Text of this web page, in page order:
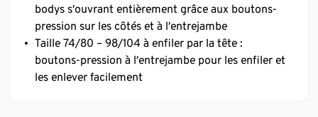
bodys s’ouvrant entièrement grâce aux boutons-
pression sur les côtés et à l’entrejambe
Taille 74/80 – 98/104 à enfiler par la tête :
boutons-pression à l’entrejambe pour les enfiler et
les enlever facilement